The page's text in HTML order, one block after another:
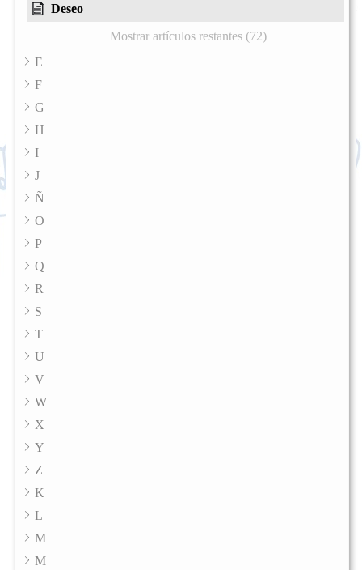
Deseo
Mostrar artículos restantes (72)
E
F
G
H
I
J
Ñ
O
P
Q
R
S
T
U
V
W
X
Y
Z
K
L
M
M